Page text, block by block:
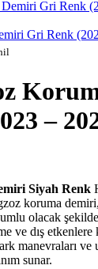
Gri Renk
–
Siyah Renk
koruma
olacak şekilde
ve dış etkenlere
manevraları ve
sunar.